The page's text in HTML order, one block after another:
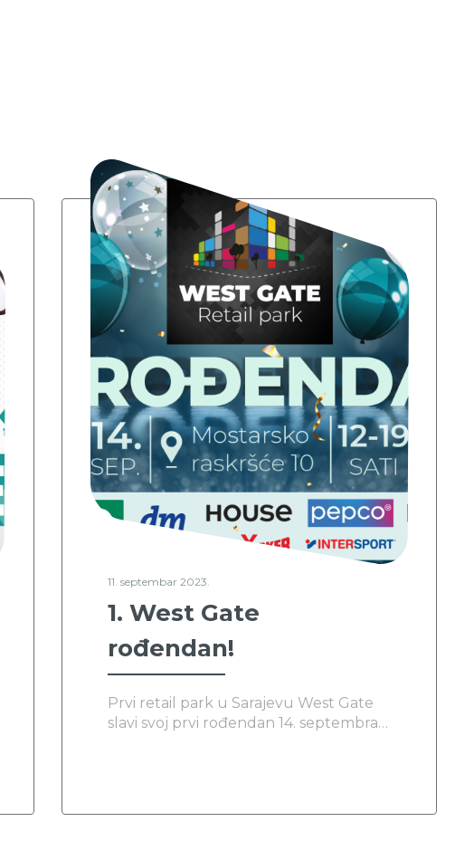
1. West Gate
rođendan!
11. septembar 2023.
Prvi retail park u Sarajevu West Gate
slavi svoj prvi rođendan 14. septembra